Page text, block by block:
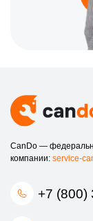
CanDo —
компании: service-
+7 (800)